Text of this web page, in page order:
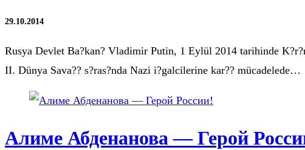
29.10.2014
Rusya Devlet Ba?kan? Vladimir Putin, 1 Eylül 2014 tarihinde
II. Dünya Sava?? s?ras?nda Nazi i?galcilerine kar?? mücadelede…
Алиме Абденанова — Герой